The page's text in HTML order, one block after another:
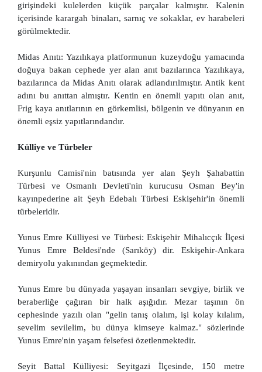
girişindeki kulelerden küçük parçalar kalmıştır. Kalenin
içerisinde karargah binaları, sarnıç ve sokaklar, ev harabeleri
görülmektedir.
Midas Anıtı: Yazılıkaya platformunun kuzeydoğu yamacında
doğuya bakan cephede yer alan anıt bazılarınca Yazılıkaya,
bazılarınca da Midas Anıtı olarak adlandırılmıştır. Antik kent
adını bu anıttan almıştır. Kentin en önemli yapıtı olan anıt,
Frig kaya anıtlarının en görkemlisi, bölgenin ve dünyanın en
önemli eşsiz yapıtlarındandır.
Külliye ve Türbeler
Kurşunlu Camisi'nin batısında yer alan Şeyh Şahabattin
Türbesi ve Osmanlı Devleti'nin kurucusu Osman Bey'in
kayınpederine ait Şeyh Edebalı Türbesi Eskişehir'in önemli
türbeleridir.
Yunus Emre Külliyesi ve Türbesi: Eskişehir Mihalıcçık İlçesi
Yunus Emre Beldesi'nde (Sarıköy) dir. Eskişehir-Ankara
demiryolu yakınından geçmektedir.
Yunus Emre bu dünyada yaşayan insanları sevgiye, birlik ve
beraberliğe çağıran bir halk aşığıdır. Mezar taşının ön
cephesinde yazılı olan "gelin tanış olalım, işi kolay kılalım,
sevelim sevilelim, bu dünya kimseye kalmaz." sözlerinde
Yunus Emre'nin yaşam felsefesi özetlenmektedir.
Seyit Battal Külliyesi: Seyitgazi İlçesinde, 150 metre